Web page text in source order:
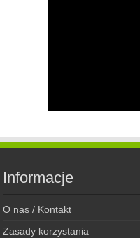
Informacje
O nas / Kontakt
Zasady korzystania